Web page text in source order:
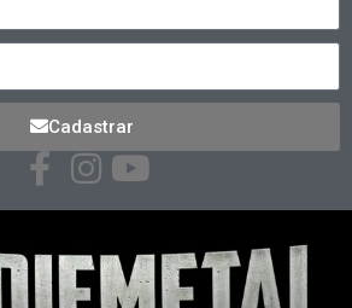
Cadastrar